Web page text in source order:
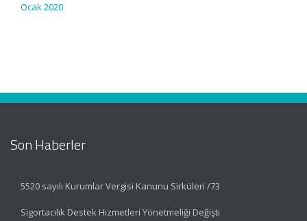
Ocak 2020
Son Haberler
5520 sayılı Kurumlar Vergisi Kanunu Sirküleri /73
Sigortacılık Destek Hizmetleri Yönetmeliği Değişti